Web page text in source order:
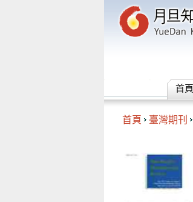
首頁
首頁 臺灣期刊